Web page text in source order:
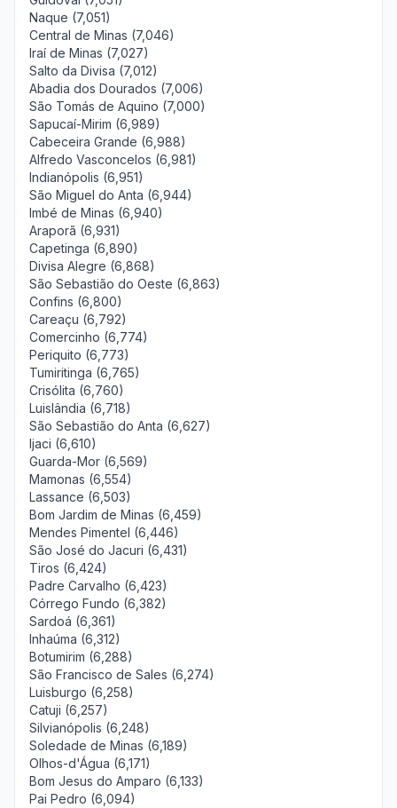
Naque (7,051)
Central de Minas (7,046)
Iraí de Minas (7,027)
Salto da Divisa (7,012)
Abadia dos Dourados (7,006)
São Tomás de Aquino (7,000)
Sapucaí-Mirim (6,989)
Cabeceira Grande (6,988)
Alfredo Vasconcelos (6,981)
Indianópolis (6,951)
São Miguel do Anta (6,944)
Imbé de Minas (6,940)
Araporã (6,931)
Capetinga (6,890)
Divisa Alegre (6,868)
São Sebastião do Oeste (6,863)
Confins (6,800)
Careaçu (6,792)
Comercinho (6,774)
Periquito (6,773)
Tumiritinga (6,765)
Crisólita (6,760)
Luislândia (6,718)
São Sebastião do Anta (6,627)
Ijaci (6,610)
Guarda-Mor (6,569)
Mamonas (6,554)
Lassance (6,503)
Bom Jardim de Minas (6,459)
Mendes Pimentel (6,446)
São José do Jacuri (6,431)
Tiros (6,424)
Padre Carvalho (6,423)
Córrego Fundo (6,382)
Sardoá (6,361)
Inhaúma (6,312)
Botumirim (6,288)
São Francisco de Sales (6,274)
Luisburgo (6,258)
Catuji (6,257)
Silvianópolis (6,248)
Soledade de Minas (6,189)
Olhos-d'Água (6,171)
Bom Jesus do Amparo (6,133)
Pai Pedro (6,094)